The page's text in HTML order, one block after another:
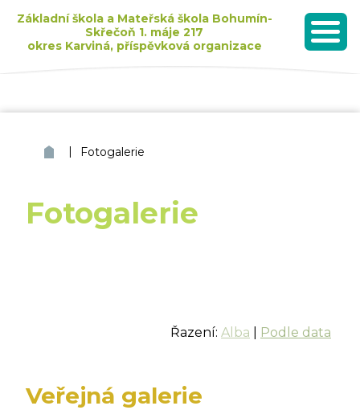
Základní škola a Mateřská škola Bohumín-
Skřečoň 1. máje 217
okres Karviná, příspěvková organizace
MENU
ZŠ a MŠ Bohumín Skřečoň
| Fotogalerie
Fotogalerie
Řazení: Alba Podle data
Veřejná galerie